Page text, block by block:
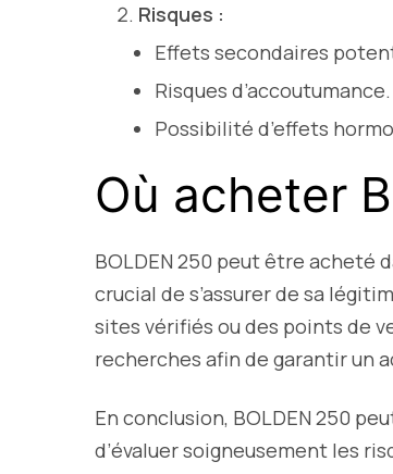
Risques :
Effets secondaires
Risques d’accoutumance.
Possibilité d’effets
Où acheter
BOLDEN 250 peut être acheté
crucial de s’assurer de sa
sites vérifiés ou des points de
recherches afin de garantir un
En conclusion, BOLDEN 250
d’évaluer soigneusement les